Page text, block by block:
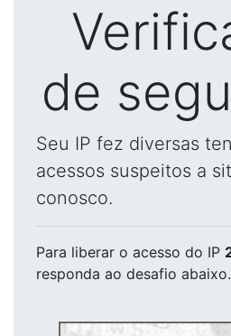
de
Seu IP fez diversas
acessos suspeitos a
conosco.
Para liberar o acesso do IP
responda ao desafio abaixo.